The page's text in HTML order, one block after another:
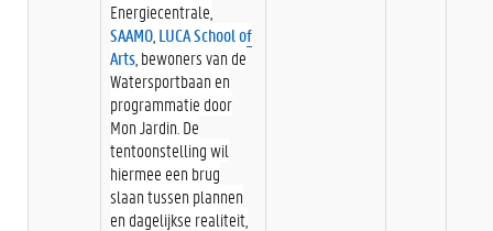
Energiecentrale,
SAAMO LUCA School of
Arts , bewoners van de
Watersportbaan en
programmatie door
Mon Jardin. De
tentoonstelling wil
hiermee een brug
slaan tussen plannen
en dagelijkse realiteit,